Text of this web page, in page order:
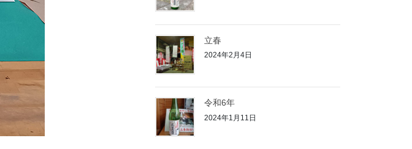
立春
2024年2月4日
令和6年
2024年1月11日